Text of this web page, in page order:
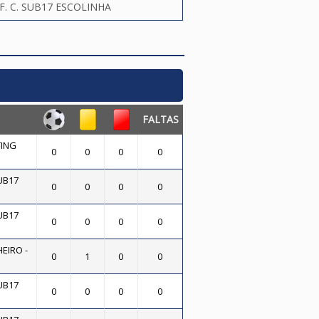
C. SUB17 ESCOLINHA
FALTAS
0 0 0 0
0 0 0 0
0 0 0 0
-
0 1 0 0
0 0 0 0